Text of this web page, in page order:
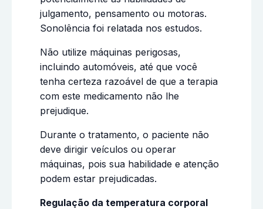
julgamento, pensamento ou motoras.
Sonolência foi relatada nos estudos.
Não utilize máquinas perigosas,
incluindo automóveis, até que você
tenha certeza razoável de que a terapia
com este medicamento não lhe
prejudique.
Durante o tratamento, o paciente não
deve dirigir veículos ou operar
máquinas, pois sua habilidade e atenção
podem estar prejudicadas.
Regulação da temperatura corporal